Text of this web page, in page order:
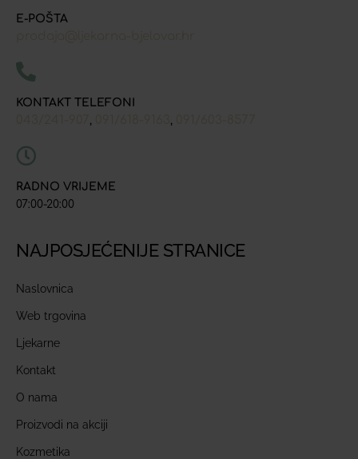
E-POŠTA
KONTAKT TELEFONI
RADNO VRIJEME
07:00-20:00
NAJPOSJEĆENIJE STRANICE
Naslovnica
Web trgovina
Ljekarne
Kontakt
O nama
Proizvodi na akciji
Kozmetika